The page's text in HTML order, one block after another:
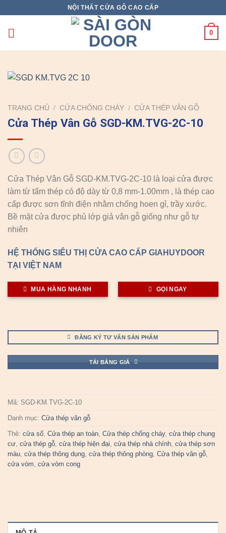
content
NỘI THẤT CỬA GỖ CAO CẤP
0
TRANG CHỦ / CỬA CHỐNG CHÁY / CỬA THÉP VÂN GỖ
Cửa Thép Vân Gỗ SGD-KM.TVG-2C-10
Cửa Thép Vân Gỗ SGD-KM.TVG-2C-10 là loại cửa được
làm từ tấm thép có độ dày từ 0,8 mm-1.00mm , là thép cao
cấp được sơn tĩnh điện nhằm chống hoen gỉ, trầy xước.
Bề mặt cửa được phủ lớp giả vân gỗ giống như gỗ tự
nhiên
HỆ THỐNG SIÊU THỊ CỬA CAO CẤP GIAHUYDOOR
TẠI VIỆT NAM
MUA HÀNG NHANH GỌI NGAY
ĐĂNG KÝ TƯ VẤN SẢN PHẨM
TẢI BẢNG GIÁ
Mã: SGD-KM.TVG-2C-10
Danh mục: Cửa thép vân gỗ
Thẻ: cửa sổ, Cửa thép an toàn, Cửa thép chống cháy, cửa thép chung
cư, cửa thép gỗ, cửa thép hiện đại, cửa thép nhà chính, cửa thép sơn
màu, cửa thép thông dụng, cửa thép thông phòng, Cửa thép vân gỗ,
cửa vòm, cửa vòm cong